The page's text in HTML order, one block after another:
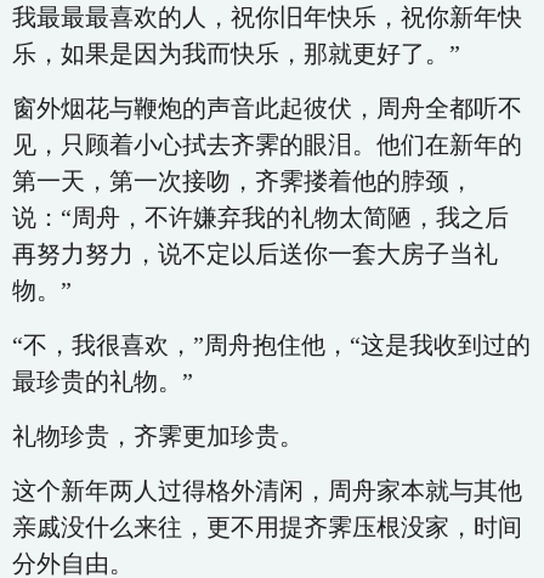
我最最最喜欢的人，祝你旧年快乐，祝你新年快
乐，如果是因为我而快乐，那就更好了。”
窗外烟花与鞭炮的声音此起彼伏，周舟全都听不
见，只顾着小心拭去齐霁的眼泪。他们在新年的
第一天，第一次接吻，齐霁搂着他的脖颈，
说：“周舟，不许嫌弃我的礼物太简陋，我之后
再努力努力，说不定以后送你一套大房子当礼
物。”
“不，我很喜欢，”周舟抱住他，“这是我收到过的
最珍贵的礼物。”
礼物珍贵，齐霁更加珍贵。
这个新年两人过得格外清闲，周舟家本就与其他
亲戚没什么来往，更不用提齐霁压根没家，时间
分外自由。